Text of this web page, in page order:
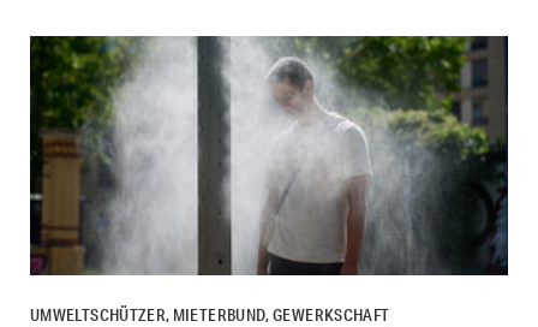
UMWELTSCHÜTZER, MIETERBUND, GEWERKSCHAFT